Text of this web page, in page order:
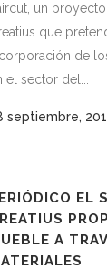
un
que
de
el sector del...
septiembre,
EL
A